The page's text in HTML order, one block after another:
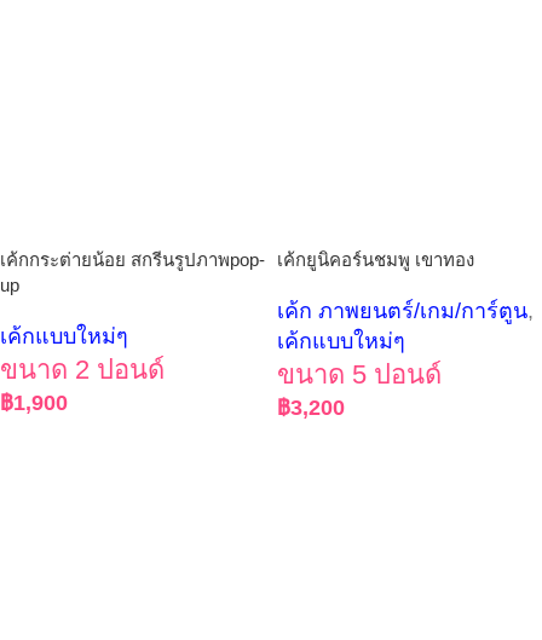
เค้กกระต่ายน้อย สกรีนรูปภาพpop-
up
เค้กแบบใหม่ๆ
ขนาด 2 ปอนด์
฿1,900
เค้กยูนิคอร์นชมพู เขาทอง
เค้ก ภาพยนตร์/เกม/การ์ตูน,
เค้กแบบใหม่ๆ
ขนาด 5 ปอนด์
฿3,200